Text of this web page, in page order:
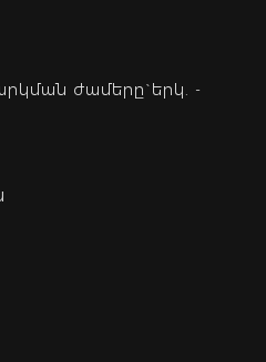
ժամերը` երկ. -